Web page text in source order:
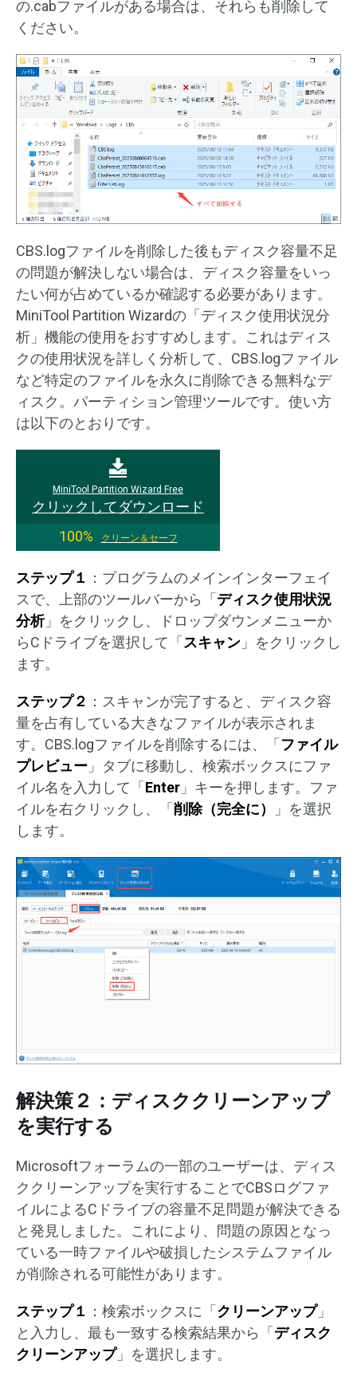
の.cabファイルがある場合は、それらも削除して
ください。
CBS.logファイルを削除した後もディスク容量不足
の問題が解決しない場合は、ディスク容量をいっ
たい何が占めているか確認する必要があります。
MiniTool Partition Wizardの「ディスク使用状況分
析」機能の使用をおすすめします。これはディス
クの使用状況を詳しく分析して、CBS.logファイル
など特定のファイルを永久に削除できる無料なデ
ィスク。パーティション管理ツールです。使い方
は以下のとおりです。
MiniTool Partition Wizard Free
クリックしてダウンロード
100%
クリーン＆セーフ
ステップ１ ：プログラムのメインインターフェイ
スで、上部のツールバーから「ディスク使用状況
分析」をクリックし、ドロップダウンメニューか
らCドライブを選択して「スキャン 」をクリックし
ます。
ステップ２ ：スキャンが完了すると、ディスク容
量を占有している大きなファイルが表示されま
す。CBS.logファイルを削除するには、「ファイル
プレビュー 」タブに移動し、検索ボックスにファ
イル名を入力して「Enter 」キーを押します。ファ
イルを右クリックし、「削除（完全に）
」を選択
します。
解決策２：ディスククリーンアップ
を実行する
Microsoftフォーラムの一部のユーザーは、ディス
ククリーンアップを実行することでCBSログファ
イルによるCドライブの容量不足問題が解決できる
と発見しました。これにより、問題の原因となっ
ている一時ファイルや破損したシステムファイル
が削除される可能性があります。
ステップ１ ：検索ボックスに「クリーンアップ」
と入力し、最も一致する検索結果から「ディスク
クリーンアップ」を選択します。